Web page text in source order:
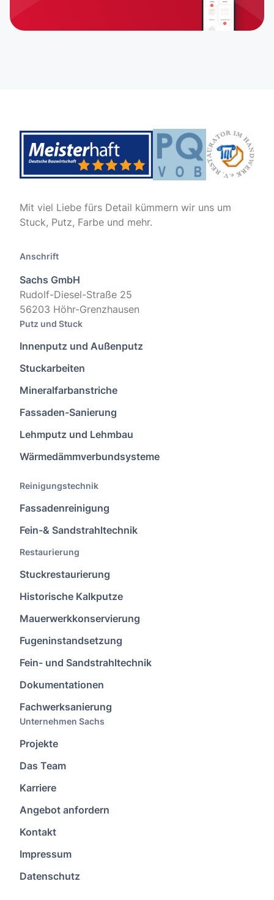
Mit viel Liebe fürs Detail kümmern wir uns um
Stuck, Putz, Farbe und mehr.
Anschrift
Sachs GmbH
Rudolf-Diesel-Straße 25
56203 Höhr-Grenzhausen
Putz und Stuck
Innenputz und Außenputz
Stuckarbeiten
Mineralfarbanstriche
Fassaden-Sanierung
Lehmputz und Lehmbau
Wärmedämmverbundsysteme
Reinigungstechnik
Fassadenreinigung
Fein-& Sandstrahltechnik
Restaurierung
Stuckrestaurierung
Historische Kalkputze
Mauerwerkkonservierung
Fugeninstandsetzung
Fein- und Sandstrahltechnik
Dokumentationen
Fachwerksanierung
Unternehmen Sachs
Projekte
Das Team
Karriere
Angebot anfordern
Kontakt
Impressum
Datenschutz